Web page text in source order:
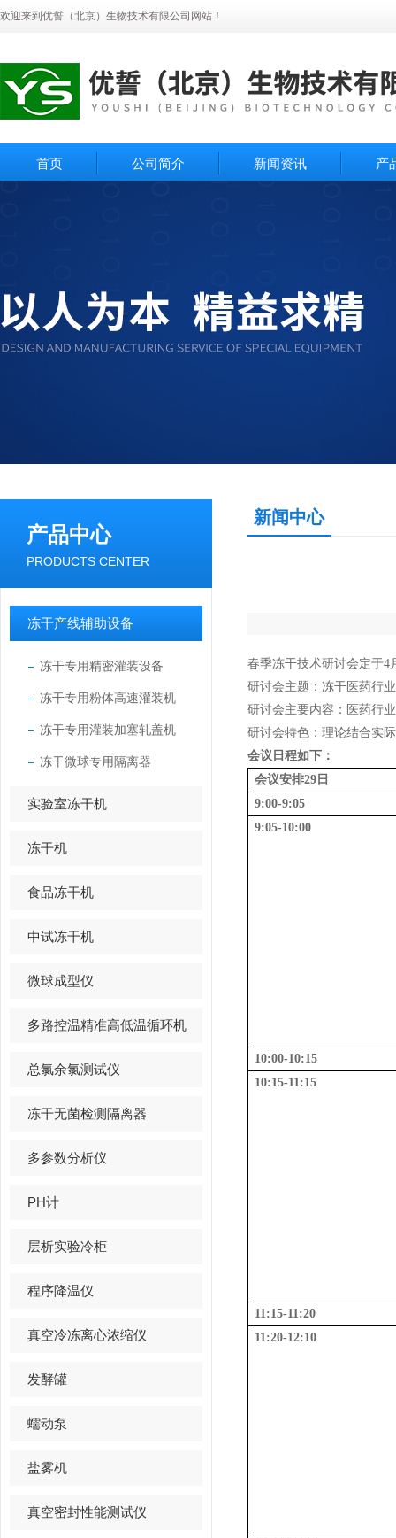
欢迎来到优誓（北京）生物技术有限公司网站！
首页 公司简介 新闻资讯 产
产品中心
PRODUCTS CENTER
冻干产线辅助设备
冻干专用精密灌装设备
冻干专用粉体高速灌装机
冻干专用灌装加塞轧盖机
冻干微球专用隔离器
实验室冻干机
冻干机
食品冻干机
中试冻干机
微球成型仪
多路控温精准高低温循环机
总氯余氯测试仪
冻干无菌检测隔离器
多参数分析仪
PH计
层析实验冷柜
程序降温仪
真空冷冻离心浓缩仪
发酵罐
蠕动泵
盐雾机
真空密封性能测试仪
新闻中心
春季冻干技术研讨会定于4
研讨会主题：冻干医药行
研讨会主要内容：医药行
研讨会特色：理论结合实
会议日程如下：
会议安排29 日
9:00-9:05
9:05-10:00
10:00-10:15
10:15-11:15
11:15-11:20
11:20-12:10